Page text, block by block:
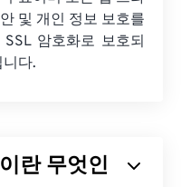
및 개인 정보 보호를
암호화로 보호되
다.
란 무엇인